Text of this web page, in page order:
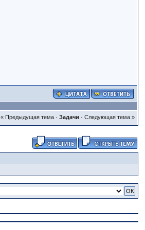
« Предыдущая тема· Задачи · Следующая тема »